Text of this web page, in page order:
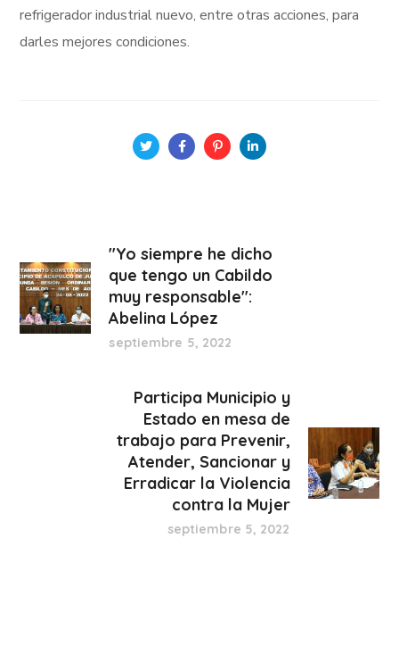
refrigerador industrial nuevo, entre otras acciones, para
darles mejores condiciones.
"Yo siempre he dicho
que tengo un Cabildo
muy responsable":
Abelina López
septiembre 5, 2022
Participa Municipio y
Estado en mesa de
trabajo para Prevenir,
Atender, Sancionar y
Erradicar la Violencia
contra la Mujer
septiembre 5, 2022